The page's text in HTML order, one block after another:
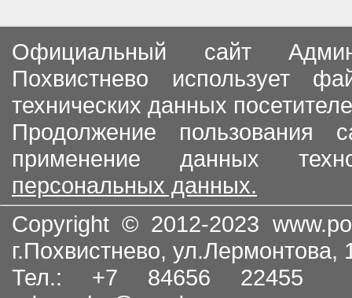
Официальный сайт
Похвистнево использует
технических данных
Продолжение пользования
применение данных
персональных данных.
Copyright © 2012-2023
г.Похвистнево, ул.Лермонтова,
Тел.: +7 84656